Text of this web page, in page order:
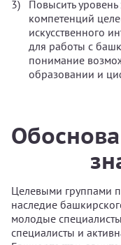
Повысить
компетенций
искусственного
для работы с
понимание
образовании и
Целевыми группами
наследие
молодые
специалисты и